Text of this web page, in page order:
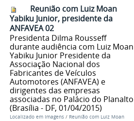
Reunião com Luiz Moan
Yabiku Junior, presidente da
ANFAVEA 02
Presidenta Dilma Rousseff
durante audiência com Luiz Moan
Yabiku Junior Presidente da
Associação Nacional dos
Fabricantes de Veículos
Automotores (ANFAVEA) e
dirigentes das empresas
associadas no Palácio do Planalto
(Brasília - DF, 01/04/2015)
Localizado em Imagens / Reunião com Luiz Moan